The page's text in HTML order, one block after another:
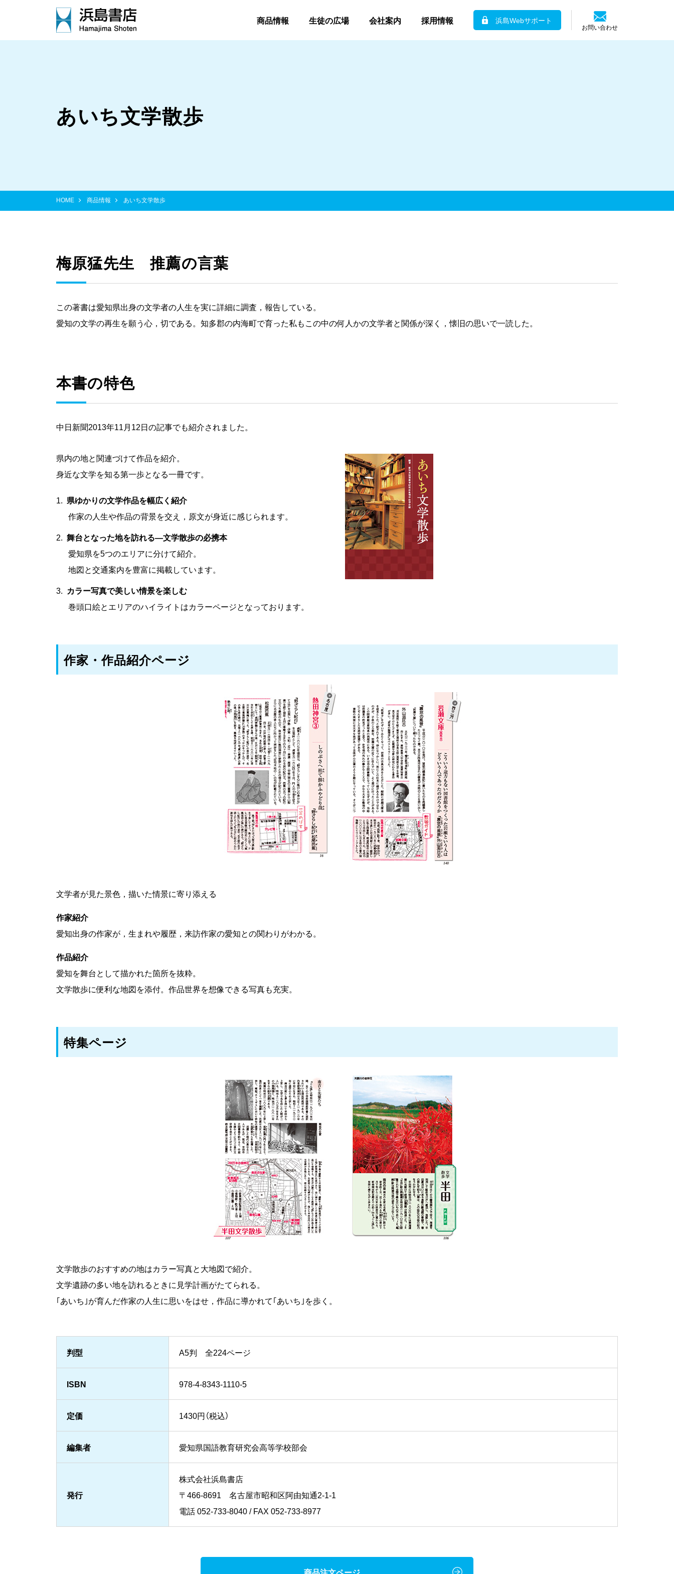
商品情報 生徒の広場 会社案内 採用情報 浜島Webサポート
お問い合わせ
あいち文学散歩
HOME 商品情報 あいち文学散歩
梅原猛先生 推薦の言葉
この著書は愛知県出身の文学者の人生を実に詳細に調査，報告している。
愛知の文学の再生を願う心，切である。知多郡の内海町で育った私もこの中の何人かの文学者と関係が深く，懐旧の思いで一読した。
本書の特色
中日新聞2013年11月12日の記事でも紹介されました。
県内の地と関連づけて作品を紹介。
身近な文学を知る第一歩となる一冊です。
県ゆかりの文学作品を幅広く紹介
作家の人生や作品の背景を交え，原文が身近に感じられます。
舞台となった地を訪れる―文学散歩の必携本
愛知県を5つのエリアに分けて紹介。
地図と交通案内を豊富に掲載しています。
カラー写真で美しい情景を楽しむ
巻頭口絵とエリアのハイライトはカラーページとなっております。
作家・作品紹介ページ
文学者が見た景色，描いた情景に寄り添える
作家紹介
愛知出身の作家が，生まれや履歴，来訪作家の愛知との関わりがわかる。
作品紹介
愛知を舞台として描かれた箇所を抜粋。
文学散歩に便利な地図を添付。作品世界を想像できる写真も充実。
特集ページ
文学散歩のおすすめの地はカラー写真と大地図で紹介。
文学遺跡の多い地を訪れるときに見学計画がたてられる。
｢あいち｣が育んだ作家の人生に思いをはせ，作品に導かれて｢あいち｣を歩く。
判型 A5判 全224ページ
ISBN 978-4-8343-1110-5
定価 1430円（税込）
編集者 愛知県国語教育研究会高等学校部会
発行
株式会社浜島書店
〒466-8691 名古屋市昭和区阿由知通2-1-1
電話 052-733-8040 / FAX 052-733-8977